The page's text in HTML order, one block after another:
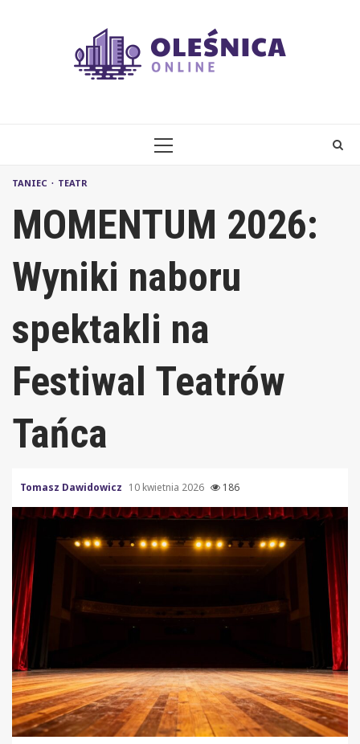
PRIMARY
TANIEC TEATR
MOMENTUM 2026:
Wyniki naboru
spektakli na
Festiwal Teatrów
Tańca
Tomasz Dawidowicz 10 kwietnia 2026 186